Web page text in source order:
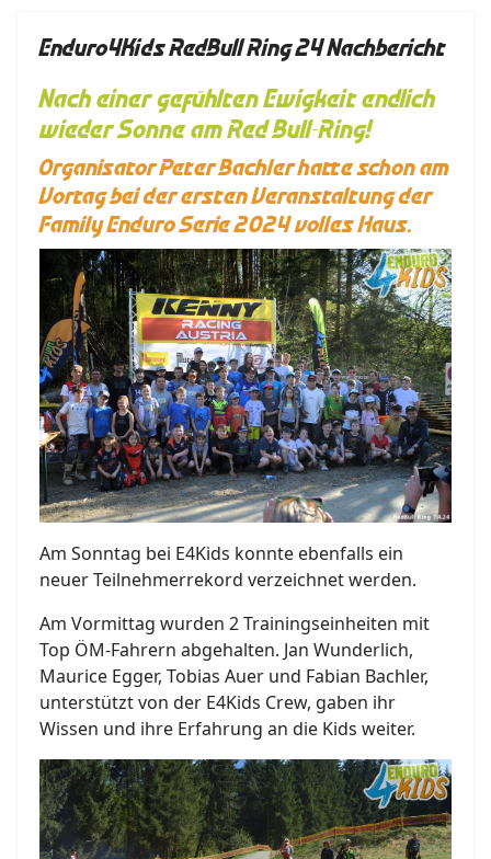
Enduro4Kids RedBull Ring 24 Nachbericht
Nach einer gefühlten Ewigkeit endlich
wieder Sonne am Red Bull-Ring!
Organisator Peter Bachler hatte schon am
Vortag bei der ersten Veranstaltung der
Family Enduro Serie 2024 volles Haus.
Am Sonntag bei E4Kids konnte ebenfalls ein
neuer Teilnehmerrekord verzeichnet werden.
Am Vormittag wurden 2 Trainingseinheiten mit
Top ÖM-Fahrern abgehalten. Jan Wunderlich,
Maurice Egger, Tobias Auer und Fabian Bachler,
unterstützt von der E4Kids Crew, gaben ihr
Wissen und ihre Erfahrung an die Kids weiter.